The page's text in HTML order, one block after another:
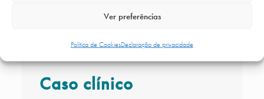
Ver preferências
Política de CookiesDeclaração de privacidade
Caso clínico